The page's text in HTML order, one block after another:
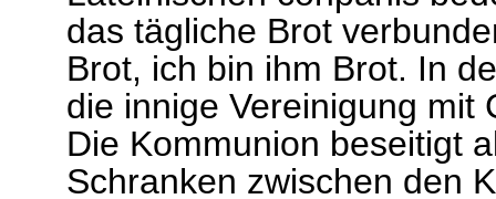
das tägliche Brot
Brot, ich bin ihm Brot. In
die innige Vereinigung mit
Die Kommunion beseitigt
Schranken zwischen den